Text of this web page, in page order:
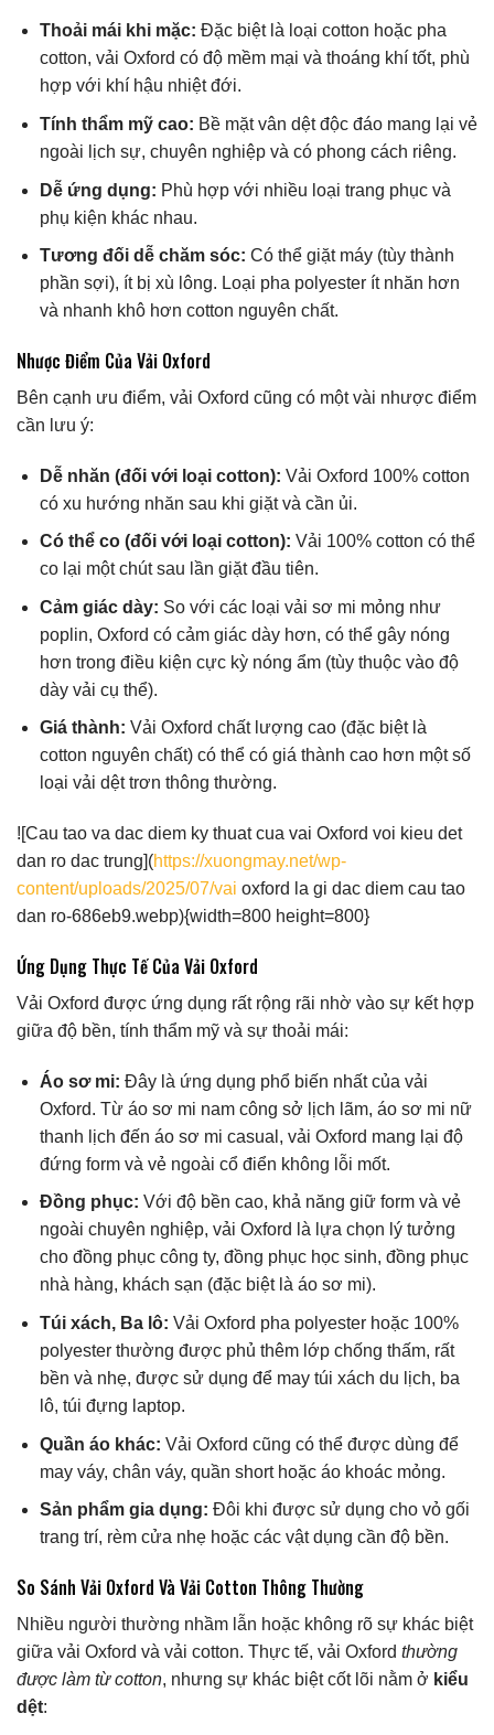
Thoải mái khi mặc: Đặc biệt là loại cotton hoặc pha
cotton, vải Oxford có độ mềm mại và thoáng khí tốt, phù
hợp với khí hậu nhiệt đới.
Tính thẩm mỹ cao: Bề mặt vân dệt độc đáo mang lại vẻ
ngoài lịch sự, chuyên nghiệp và có phong cách riêng.
Dễ ứng dụng: Phù hợp với nhiều loại trang phục và
phụ kiện khác nhau.
Tương đối dễ chăm sóc: Có thể giặt máy (tùy thành
phần sợi), ít bị xù lông. Loại pha polyester ít nhăn hơn
và nhanh khô hơn cotton nguyên chất.
Nhược Điểm Của Vải Oxford
Bên cạnh ưu điểm, vải Oxford cũng có một vài nhược điểm
cần lưu ý:
Dễ nhăn (đối với loại cotton): Vải Oxford 100% cotton
có xu hướng nhăn sau khi giặt và cần ủi.
Có thể co (đối với loại cotton): Vải 100% cotton có thể
co lại một chút sau lần giặt đầu tiên.
Cảm giác dày: So với các loại vải sơ mi mỏng như
poplin, Oxford có cảm giác dày hơn, có thể gây nóng
hơn trong điều kiện cực kỳ nóng ẩm (tùy thuộc vào độ
dày vải cụ thể).
Giá thành: Vải Oxford chất lượng cao (đặc biệt là
cotton nguyên chất) có thể có giá thành cao hơn một số
loại vải dệt trơn thông thường.
![Cau tao va dac diem ky thuat cua vai Oxford voi kieu det
dan ro dac trung](https://xuongmay.net/wp-
content/uploads/2025/07/vai oxford la gi dac diem cau tao
dan ro-686eb9.webp){width=800 height=800}
Ứng Dụng Thực Tế Của Vải Oxford
Vải Oxford được ứng dụng rất rộng rãi nhờ vào sự kết hợp
giữa độ bền, tính thẩm mỹ và sự thoải mái:
Áo sơ mi: Đây là ứng dụng phổ biến nhất của vải
Oxford. Từ áo sơ mi nam công sở lịch lãm, áo sơ mi nữ
thanh lịch đến áo sơ mi casual, vải Oxford mang lại độ
đứng form và vẻ ngoài cổ điển không lỗi mốt.
Đồng phục: Với độ bền cao, khả năng giữ form và vẻ
ngoài chuyên nghiệp, vải Oxford là lựa chọn lý tưởng
cho đồng phục công ty, đồng phục học sinh, đồng phục
nhà hàng, khách sạn (đặc biệt là áo sơ mi).
Túi xách, Ba lô: Vải Oxford pha polyester hoặc 100%
polyester thường được phủ thêm lớp chống thấm, rất
bền và nhẹ, được sử dụng để may túi xách du lịch, ba
lô, túi đựng laptop.
Quần áo khác: Vải Oxford cũng có thể được dùng để
may váy, chân váy, quần short hoặc áo khoác mỏng.
Sản phẩm gia dụng: Đôi khi được sử dụng cho vỏ gối
trang trí, rèm cửa nhẹ hoặc các vật dụng cần độ bền.
So Sánh Vải Oxford Và Vải Cotton Thông Thường
Nhiều người thường nhầm lẫn hoặc không rõ sự khác biệt
giữa vải Oxford và vải cotton. Thực tế, vải Oxford thường
được làm từ cotton, nhưng sự khác biệt cốt lõi nằm ở kiểu
dệt: